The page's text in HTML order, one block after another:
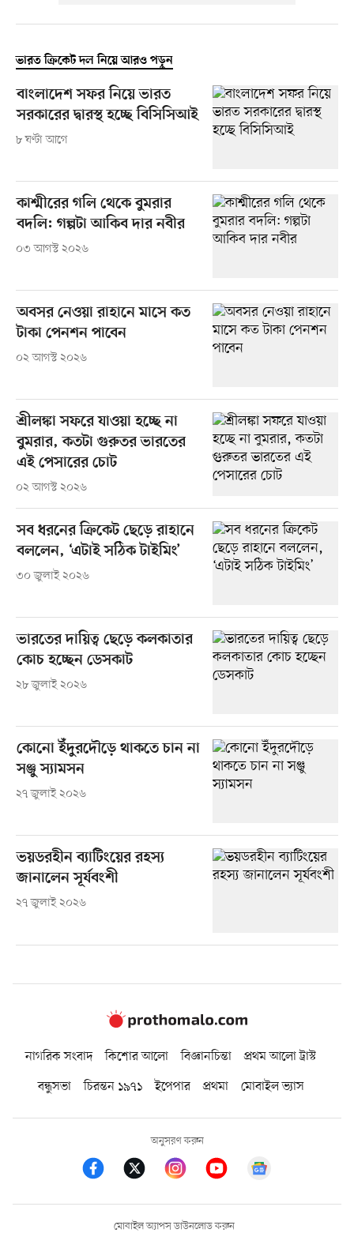
ভারত ক্রিকেট দল নিয়ে আরও পড়ুন
বাংলাদেশ সফর নিয়ে ভারত
সরকারের দ্বারস্থ হচ্ছে বিসিসিআই
৮ ঘণ্টা আগে
কাশ্মীরের গলি থেকে বুমরার
বদলি: গল্পটা আকিব দার নবীর
০৩ আগস্ট ২০২৬
অবসর নেওয়া রাহানে মাসে কত
টাকা পেনশন পাবেন
০২ আগস্ট ২০২৬
শ্রীলঙ্কা সফরে যাওয়া হচ্ছে না
বুমরার, কতটা গুরুতর ভারতের
এই পেসারের চোট
০২ আগস্ট ২০২৬
সব ধরনের ক্রিকেট ছেড়ে রাহানে
বললেন, ‘এটাই সঠিক টাইমিং’
৩০ জুলাই ২০২৬
ভারতের দায়িত্ব ছেড়ে কলকাতার
কোচ হচ্ছেন ডেসকাট
২৮ জুলাই ২০২৬
কোনো ইঁদুরদৌড়ে থাকতে চান না
সঞ্জু স্যামসন
২৭ জুলাই ২০২৬
ভয়ডরহীন ব্যাটিংয়ের রহস্য
জানালেন সূর্যবংশী
২৭ জুলাই ২০২৬
নাগরিক সংবাদ কিশোর আলো বিজ্ঞানচিন্তা
প্রথম আলো ট্রাস্ট
বন্ধুসভা
চিরন্তন ১৯৭১ ইপেপার প্রথমা মোবাইল ভ্যাস
অনুসরণ করুন
মোবাইল অ্যাপস ডাউনলোড করুন